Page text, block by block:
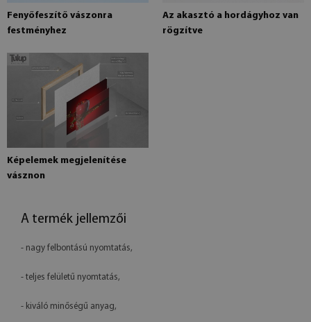
Fenyőfeszítő vászonra
festményhez
Az akasztó a hordágyhoz van
rögzítve
Képelemek megjelenítése
vásznon
A termék jellemzői
- nagy felbontású nyomtatás,
- teljes felületű nyomtatás,
- kiváló minőségű anyag,